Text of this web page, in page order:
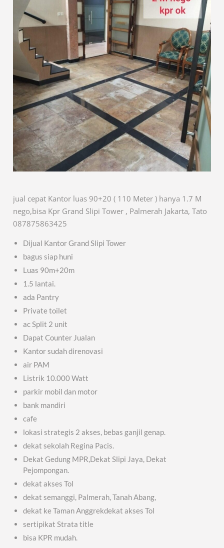
jual cepat Kantor luas 90+20 ( 110 Meter ) hanya 1.7 M
nego,bisa Kpr Grand Slipi Tower , Palmerah Jakarta, Tato
087875863425
Dijual Kantor Grand Slipi Tower
bagus siap huni
Luas 90m+20m
1.5 lantai.
ada Pantry
Private toilet
ac Split 2 unit
Dapat Counter Jualan
Kantor sudah direnovasi
air PAM
Listrik 10.000 Watt
parkir mobil dan motor
bank mandiri
cafe
lokasi strategis 2 akses, bebas ganjil genap.
dekat sekolah Regina Pacis.
Dekat Gedung MPR,Dekat Slipi Jaya, Dekat
Pejompongan.
dekat akses Tol
dekat semanggi, Palmerah, Tanah Abang,
dekat ke Taman Anggrekdekat akses Tol
sertipikat Strata title
bisa KPR mudah.